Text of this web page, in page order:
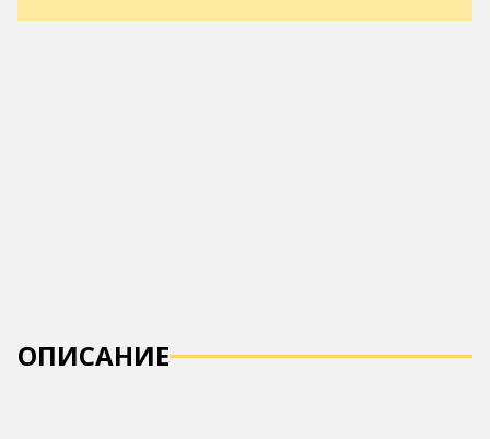
ОПИСАНИЕ